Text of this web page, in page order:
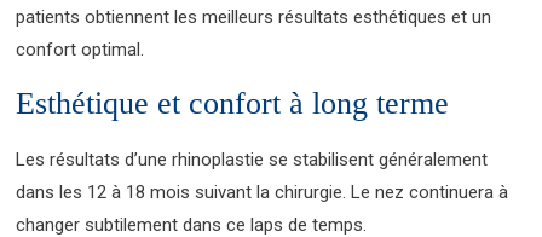
patients obtiennent les meilleurs résultats esthétiques et un
confort optimal.
Esthétique et confort à long terme
Les résultats d’une rhinoplastie se stabilisent généralement
dans les 12 à 18 mois suivant la chirurgie. Le nez continuera à
changer subtilement dans ce laps de temps.